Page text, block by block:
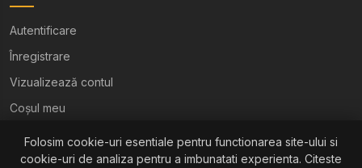
Autentificare
Înregistrare
Vizualizează contul
Coșul meu
Ajutor
Folosim cookie-uri esentiale pentru functionarea site-ului si
cookie-uri de analiza pentru a imbunatati experienta. Citeste